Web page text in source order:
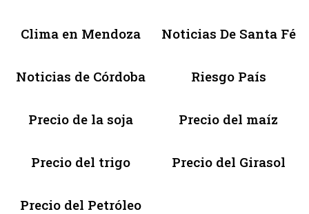
Clima en Mendoza Noticias De Santa Fé
Noticias de Córdoba Riesgo País
Precio de la soja Precio del maíz
Precio del trigo Precio del Girasol
Precio del Petróleo